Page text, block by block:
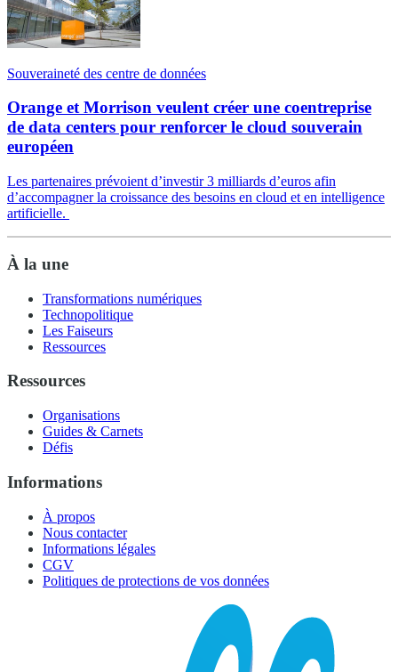
Souveraineté des centre de données
Orange et Morrison veulent créer une coentreprise
de data centers pour renforcer le cloud souverain
européen
Les partenaires prévoient d’investir 3 milliards d’euros afin
d’accompagner la croissance des besoins en cloud et en intelligence
artificielle.
À la une
Transformations numériques
Technopolitique
Les Faiseurs
Ressources
Ressources
Organisations
Guides & Carnets
Défis
Informations
À propos
Nous contacter
Informations légales
CGV
Politiques de protections de vos données